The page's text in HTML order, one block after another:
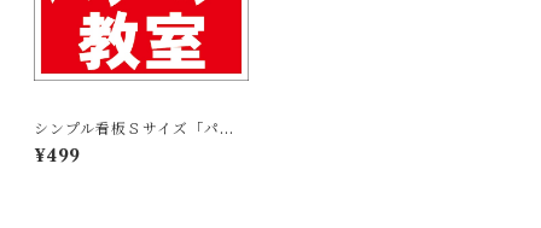
シンプル看板Ｓサイズ「パソ
コン教室（赤）」屋外可【ス
クール・教室・塾】
¥499